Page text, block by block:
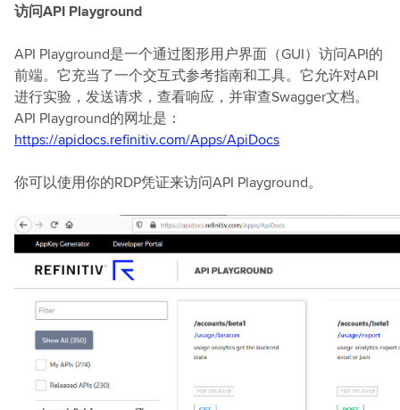
访问API Playground
API Playground是一个通过图形用户界面（GUI）访问API的
前端。它充当了一个交互式参考指南和工具。它允许对API
进行实验，发送请求，查看响应，并审查Swagger文档。
API Playground的网址是：
https://apidocs.refinitiv.com/Apps/ApiDocs
你可以使用你的RDP凭证来访问API Playground。